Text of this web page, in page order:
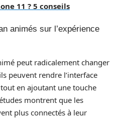
11 ? 5 conseils
animés sur l’expérience
peut radicalement changer
peuvent rendre l’interface
en ajoutant une touche
montrent que les
plus connectés à leur